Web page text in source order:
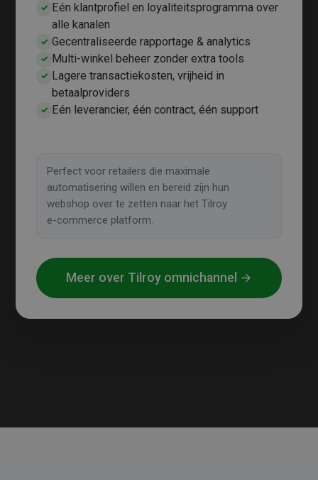
✓ Eén klantprofiel en loyaliteitsprogramma over
alle kanalen
✓ Gecentraliseerde rapportage & analytics
✓ Multi-winkel beheer zonder extra tools
✓ Lagere transactiekosten, vrijheid in
betaalproviders
✓ Eén leverancier, één contract, één support
Perfect voor retailers die maximale
automatisering willen en bereid zijn hun
webshop over te zetten naar het Tilroy
e‑commerce platform.
Meer over Tilroy omnichannel →